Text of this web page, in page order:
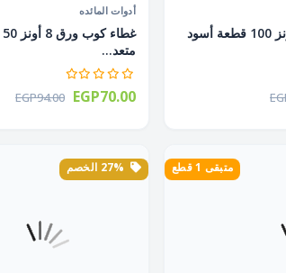
غطاء كوب ورق 4 أونز 100 قطعة أسود
أدوات المائده
متعد...
EGP94.00 EGP70.00
متبقى 1 قطع